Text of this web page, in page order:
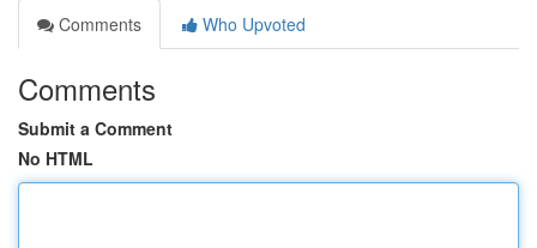
Comments
Who Upvoted
Comments
Submit a Comment
No HTML